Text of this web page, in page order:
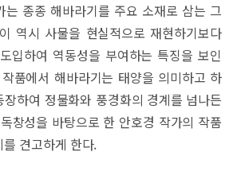
는 종종 해바라기를 주요 소재로 삼는 그
역시 사물을 현실적으로 재현하기보다
입하여 역동성을 부여하는 특징을 보인
품에서 해바라기는 태양을 의미하고 하
하여 정물화와 풍경화의 경계를 넘나든
창성을 바탕으로 한 안호경 작가의 작품
견고하게 한다.